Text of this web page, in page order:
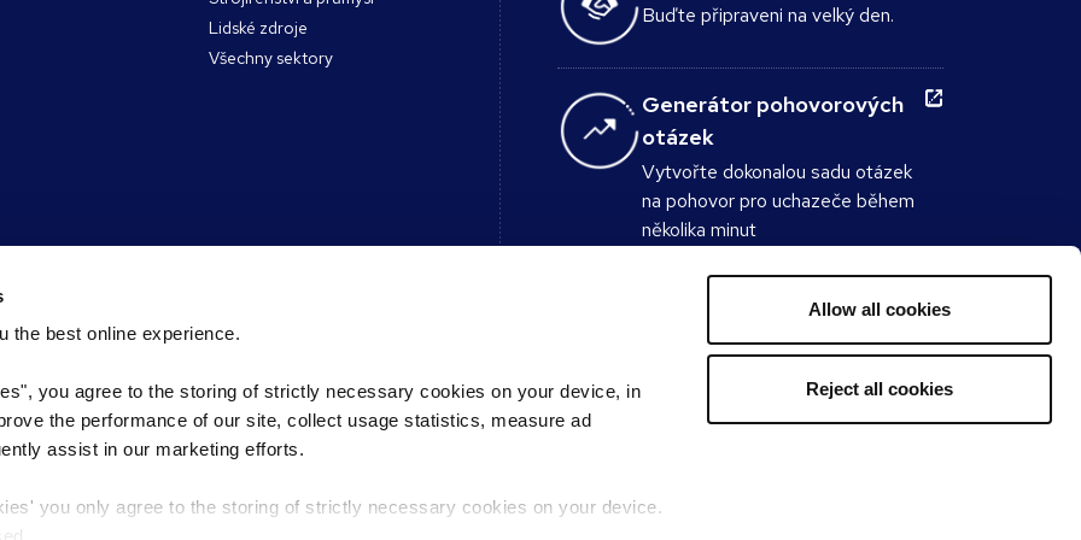
the best online experience.
you agree to the storing of strictly necessary cookies on your device, in
the performance of our site, collect usage statistics, measure ad
assist in our marketing efforts.
you only agree to the storing of strictly necessary cookies on your device.
Allow all cookies
Reject all cookies
Lidské zdroje
Všechny sektory
podcast
Spojte se s námi
Registrace volne pozice
Vyhledání pobočky Reed
Najděte si odborníka
Buďte připraveni na velký den.
Generátor pohovorových
otázek
Vytvořte dokonalou sadu otázek
na pohovor pro uchazeče během
několika minut
Kolik byste měli vydělávat?